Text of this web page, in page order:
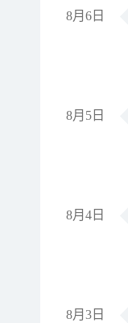
8月6日
8月5日
8月4日
8月3日